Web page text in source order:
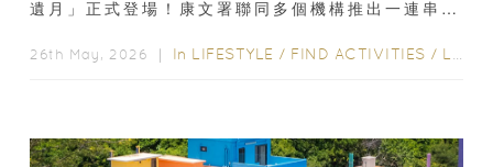
遺月」正式登場！康文署聯同多個機構推出一連串非
26th May, 2026 ｜ In LIFESTYLE / FIND ACTIVITIES / LIFE